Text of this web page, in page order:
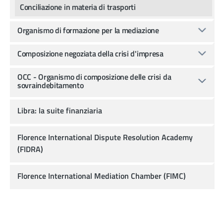
Conciliazione in materia di trasporti
Organismo di formazione per la mediazione
Composizione negoziata della crisi d'impresa
OCC - Organismo di composizione delle crisi da
sovraindebitamento
Libra: la suite finanziaria
Florence International Dispute Resolution Academy
(FIDRA)
Florence International Mediation Chamber (FIMC)